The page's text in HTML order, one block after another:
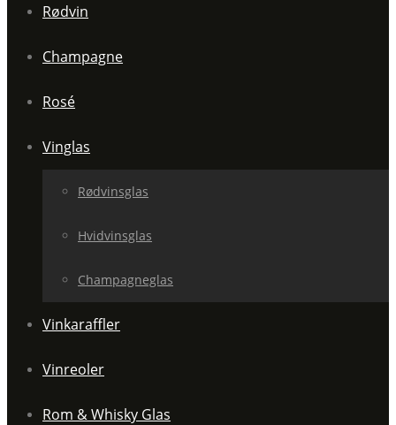
Rødvin
Champagne
Rosé
Vinglas
Rødvinsglas
Hvidvinsglas
Champagneglas
Vinkaraffler
Vinreoler
Rom & Whisky Glas